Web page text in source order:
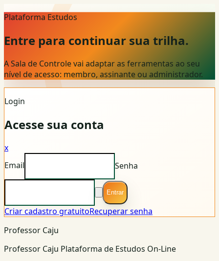
Plataforma Estudos
Entre para continuar sua trilha.
A Sala de Controle vai adaptar as ferramentas ao seu
nível de acesso: membro, assinante ou administrador.
Login
Acesse sua conta
x
Email
Senha
Entrar
Criar cadastro gratuitoRecuperar senha
Professor Caju
Professor Caju Plataforma de Estudos On-Line